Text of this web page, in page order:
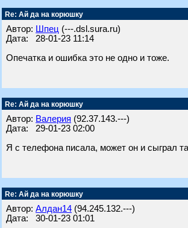
Re: Ай да на корюшку
Автор: Шпец (---.dsl.sura.ru)
Дата: 28-01-23 11:14
Опечатка и ошибка это не одно и тоже.
Re: Ай да на корюшку
Автор: Валерия (92.37.143.---)
Дата: 29-01-23 02:00
Я с телефона писала, может он и сыграл
Re: Ай да на корюшку
Автор: Алдан14 (94.245.132.---)
Дата: 30-01-23 01:01